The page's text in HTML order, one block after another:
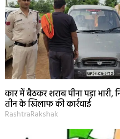
कार में बैठकर शराब पीना पड़ा
तीन के खिलाफ की कार्रवाई
RashtraRakshak